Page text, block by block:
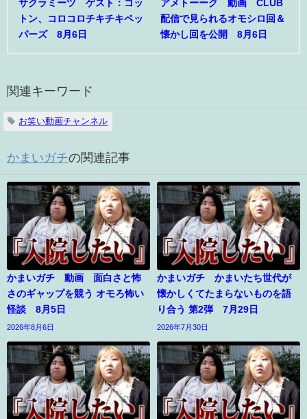
サクラミーツ ゲスト：コッ
トン、コロコロチキチキペッ
パーズ 8月6日
アメトーーク 動画 CLUB
配信で見られるオモシロ回＆
懐かし回を公開 8月6日
関連キーワード
お笑い動画チャンネル
かまいガチの関連記事
かまいガチ 動画 面白さと怖
さのギャップを競う オモろ怖い
怪談 8月5日
2026年8月6日
かまいガチ かまいたち世代が
懐かしくてたまらないものを語
り合う 第2弾 7月29日
2026年7月30日